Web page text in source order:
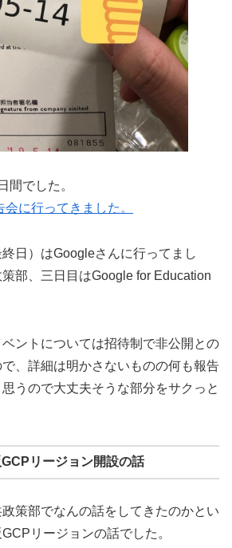
間でした。
に行ってきました。
日）はGoogleさんに行ってまし
部、三日目はGoogle for Education
ントについては招待制で非公開との
、詳細は明かさないものの何も報告
うので大丈夫そうな部分をサクっと
リージョン開設の話
策部でなんの話をしてきたのかとい
リージョンの話でした。